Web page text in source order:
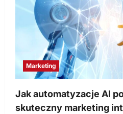
Marketing
Jak automatyzacje AI
skuteczny marketing